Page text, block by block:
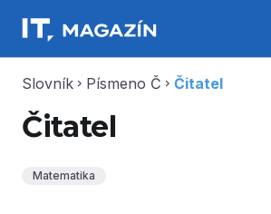
Slovník chevron_right Písmeno Č chevron_right Čitatel
Čitatel
Matematika